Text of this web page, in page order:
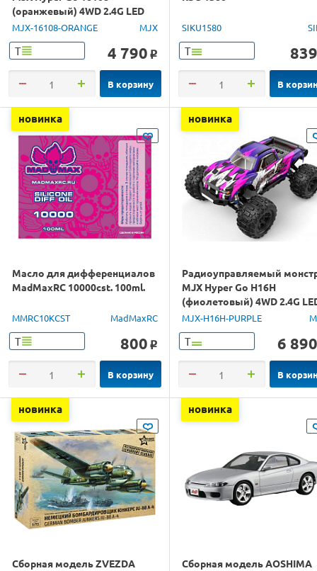
(оранжевый) 4WD 2.4G LED
1/16 RTR
MJX-16108-ORANGE MJX
Т 4 790 o
В корзину
SIKU1580
Т 839
В
новинка
Масло для дифференциалов
MadMaxRC 10000cst. 100ml.
MMRC10KCST MadMaxRC
Т 800 o
В корзину
новинка
Радиоуправляемый
MJX Hyper Go H16H
(фиолетовый) 4WD 2.4G
GPS 1/16 RTR
MJX-H16H-PURPLE
Т 6 890
В
новинка
Сборная модель ZVEZDA
новинка
Сборная модель AOSHIMA